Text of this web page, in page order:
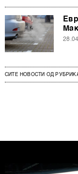
повторно да ги
деталите“.
ја повлечете без
СИТЕ НОВОСТИ ОД